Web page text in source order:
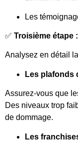
Les
✅ Troisième étape
Analysez en détail
Les plafonds
Assurez-vous que
Des niveaux trop
de dommage.
Les